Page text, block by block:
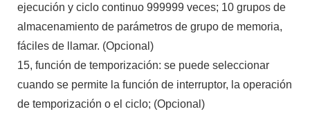
ejecución y ciclo continuo 999999 veces; 10 grupos de
almacenamiento de parámetros de grupo de memoria,
fáciles de llamar. (Opcional)
15, función de temporización: se puede seleccionar
cuando se permite la función de interruptor, la operación
de temporización o el ciclo; (Opcional)